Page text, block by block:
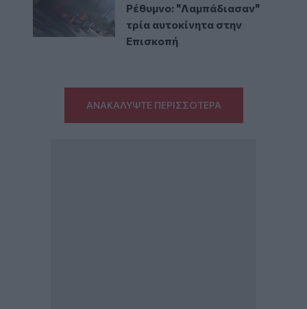
Ρέθυμνο: "Λαμπάδιασαν"
τρία αυτοκίνητα στην
Επισκοπή
ΑΝΑΚΑΛΥΨΤΕ ΠΕΡΙΣΣΟΤΕΡΑ